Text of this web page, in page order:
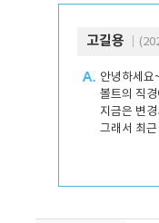
고길용 ｜
안녕하세요
볼트의 직
지금은 변
그래서 최